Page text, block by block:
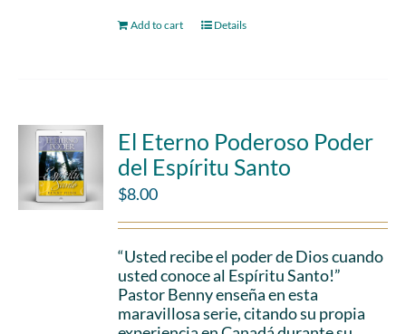
Add to cart Details
El Eterno Poderoso Poder
del Espíritu Santo
$8.00
“Usted recibe el poder de Dios cuando
usted conoce al Espíritu Santo!”
Pastor Benny enseña en esta
maravillosa serie, citando su propia